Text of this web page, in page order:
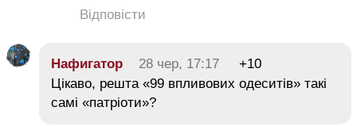
Відповісти
Нафигатор 28 чер, 17:17
+10
Цікаво, решта «99 впливових одеситів» такі
самі «патріоти»?